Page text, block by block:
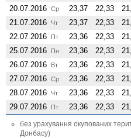
20.07.2016 Ср 23,37 22,33
21.07.2016
Чт 23,37 22,33
22.07.2016
Пт 23,36 22,33
25.07.2016
Пн 23,36 22,33
26.07.2016
Вт 23,36 22,33
27.07.2016 Ср 23,36 22,33
28.07.2016
Чт 23,36 22,33
29.07.2016
Пт 23,36 22,33
без урахування окупованих
Донбасу)